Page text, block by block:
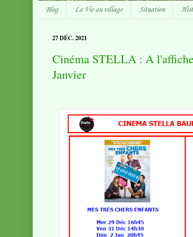
Blog La Vie au village Situation
27 DÉC. 2021
Cinéma STELLA : A
Janvier